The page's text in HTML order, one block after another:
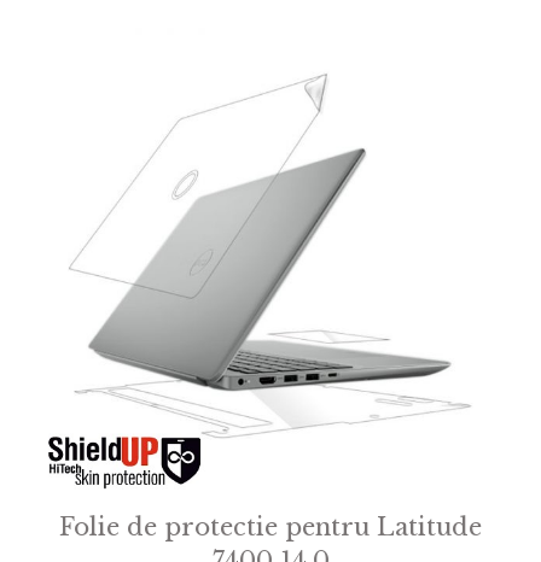
Folie de protectie pentru Latitude